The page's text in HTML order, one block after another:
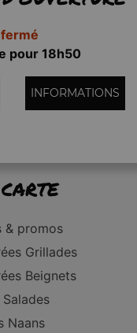
pour 18h50
INFORMATIONS
& promos
Grillades
Beignets
Naans